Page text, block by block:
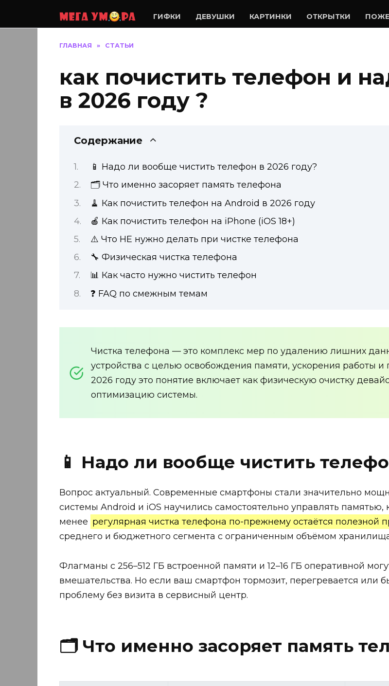
ГИФКИ ДЕВУШКИ КАРТИНКИ ОТКРЫТКИ
ГЛАВНАЯ » СТАТЬИ
как почистить телефон и
в 2026 году ?
Содержание
📱 Надо ли вообще чистить телефон в 2026 году?
🗂️ Что именно засоряет память телефона
🧹 Как почистить телефон на Android в 2026 году
🍎 Как почистить телефон на iPhone (iOS 18+)
⚠️ Что НЕ нужно делать при чистке телефона
🔧 Физическая чистка телефона
📊 Как часто нужно чистить телефон
❓ FAQ по смежным темам
Чистка телефона — это комплекс мер по удалению лишних
устройства с целью освобождения памяти, ускорения работы
2026 году это понятие включает как физическую очистку
оптимизацию системы.
📱 Надо ли вообще чистить
Вопрос актуальный. Современные смартфоны стали значительно
системы Android и iOS научились самостоятельно управлять
менее регулярная чистка телефона по-прежнему остаётся полезной
среднего и бюджетного сегмента с ограниченным объёмом
Флагманы с 256–512 ГБ встроенной памяти и 12–16 ГБ оперативной
вмешательства. Но если ваш смартфон тормозит, перегревается или
проблему без визита в сервисный центр.
🗂️ Что именно засоряет память